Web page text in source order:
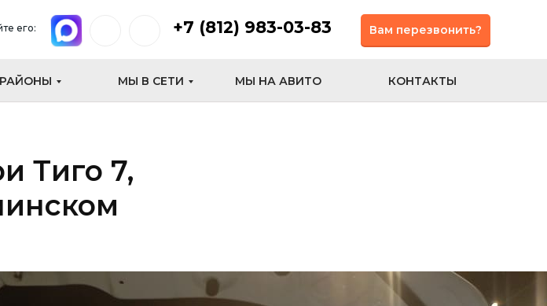
его: +7 (812) 983-03-83
РАЙОНЫ МЫ В СЕТИ МЫ НА АВИТО КОНТАКТЫ
Вам перезвонить?
Тиго 7,